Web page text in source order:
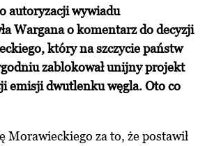
autoryzacji wywiadu
Wargana o komentarz do decyzji
który na szczycie państw
zablokował unijny projekt
emisji dwutlenku węgla. Oto co
Morawieckiego za to, że postawił